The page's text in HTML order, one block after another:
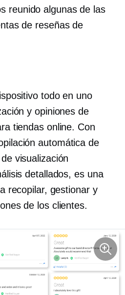
reunido algunas de las
de reseñas de
todo en uno
y opiniones de
tiendas online. Con
automática de
visualización
detallados, es una
recopilar, gestionar y
de los clientes.